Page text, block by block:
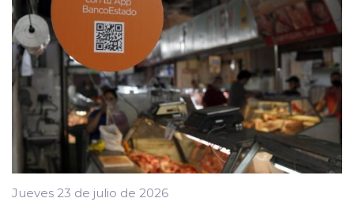
Jueves 23 de julio de 2026